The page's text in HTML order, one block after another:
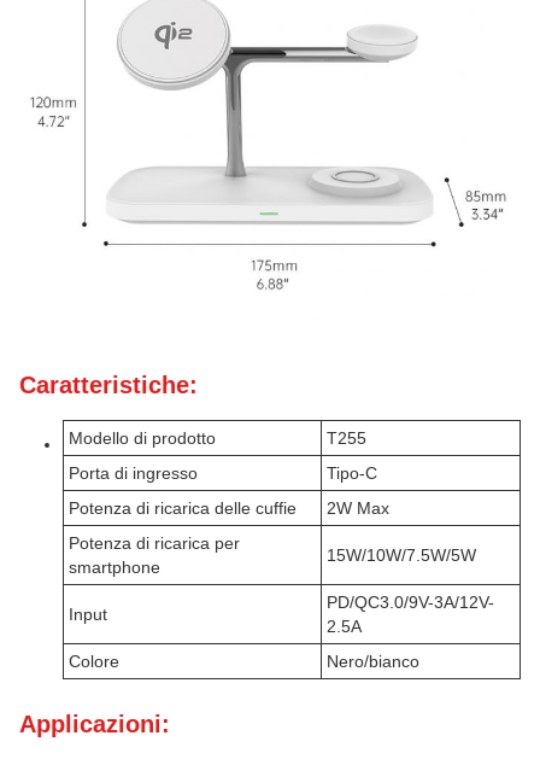
Caratteristiche:
Modello di prodotto
T255
Porta di ingresso
Tipo-C
Potenza di ricarica delle cuffie
2W Max
Potenza di ricarica per
smartphone
15W/10W/7.5W/5W
Input
PD/QC3.0/9V-3A/12V-
2.5A
Colore
Nero/bianco
Applicazioni: